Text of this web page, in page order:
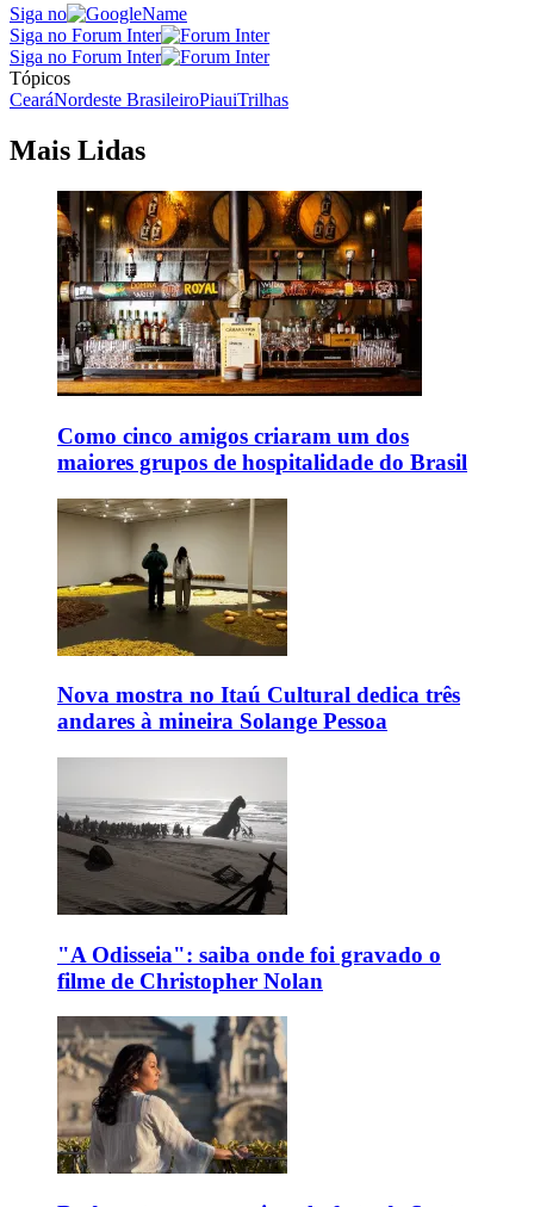
Siga no
Siga no Forum Inter
Siga no Forum Inter
Tópicos
CearáNordeste BrasileiroPiauiTrilhas
Mais Lidas
Como cinco amigos criaram um dos
maiores grupos de hospitalidade do Brasil
Nova mostra no Itaú Cultural dedica três
andares à mineira Solange Pessoa
"A Odisseia": saiba onde foi gravado o
filme de Christopher Nolan